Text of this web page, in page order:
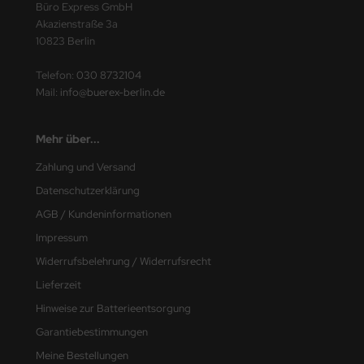
Büro Express GmbH
Akazienstraße 3a
10823 Berlin
Telefon: 030 8732104
Mail: info@buerex-berlin.de
Mehr über...
Zahlung und Versand
Datenschutzerklärung
AGB / Kundeninformationen
Impressum
Widerrufsbelehrung / Widerrufsrecht
Lieferzeit
Hinweise zur Batterieentsorgung
Garantiebestimmungen
Meine Bestellungen
CLEAN